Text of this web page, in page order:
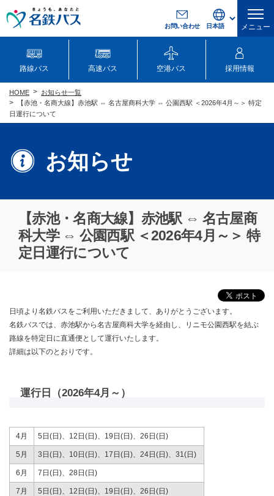
お問い合わせ メニュー
路線バス 高速バス 空港バス 採用情報
お知らせ
HOME
お知らせ一覧
【赤池・名商大線】赤池駅 ⇔ 名古屋商科大学 ⇔ 公園西駅 ＜2026年4月～＞ 特定
日運行について
【赤池・名商大線】赤池駅 ⇔ 名古屋商
科大学 ⇔ 公園西駅 ＜2026年4月～＞ 特
定日運行について
日頃より名鉄バスをご利用いただきまして、ありがとうございます。
名鉄バスでは、赤池駅から名古屋商科大学を経由し、リニモ公園西駅を結ぶ
路線を特定日に直通便として運行いたします。
詳細は以下のとおりです。
運行日（2026年4月～）
4月 5日(日)、12日(日)、19日(日)、26日(日)
5月 3日(日)、10日(日)、17日(日)、24日(日)、31(日)
6月 7日(日)、28日(日)
7月 5日(日)、12日(日)、19日(日)、26日(日)